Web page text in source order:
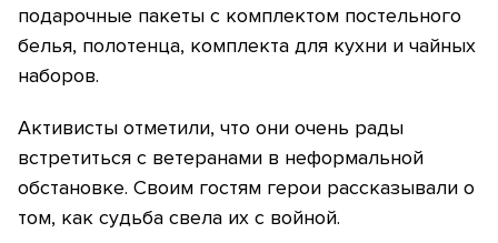
подарочные пакеты с комплектом постельного
белья, полотенца, комплекта для кухни и чайных
наборов.
Активисты отметили, что они очень рады
встретиться с ветеранами в неформальной
обстановке. Своим гостям герои рассказывали о
том, как судьба свела их с войной.